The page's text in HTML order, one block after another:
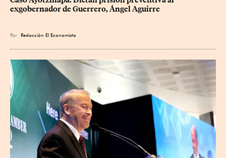
exgobernador de Guerrero, Ángel Aguirre
Por Redacción El Economista